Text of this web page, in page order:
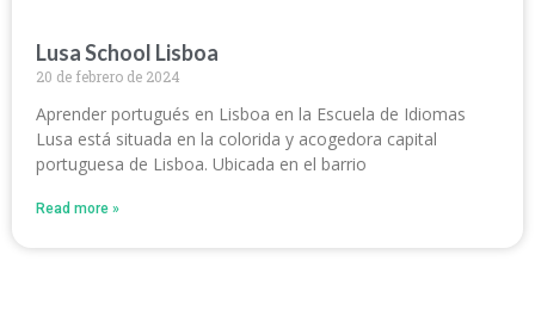
Lusa School Lisboa
20 de febrero de 2024
Aprender portugués en Lisboa en la Escuela de Idiomas
Lusa está situada en la colorida y acogedora capital
portuguesa de Lisboa. Ubicada en el barrio
Read more »